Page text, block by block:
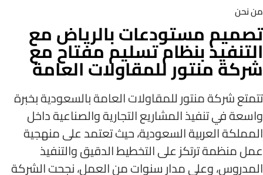
من نحن
تصميم مستودعات بالرياض مع
التنفيذ بنظام تسليم مفتاح مع
شركة منتور للمقاولات العامة
تتمتعشركة منتور للمقاولات العامة بالسعوديةبخبرة
واسعة في تنفيذ المشاريع التجارية والصناعية داخل
المملكة العربية السعودية، حيث تعتمد على منهجية
عمل منظمة ترتكز على التخطيط الدقيق والتنفيذ
المدروس، وعلى مدار سنوات من العمل، نجحت الشركة